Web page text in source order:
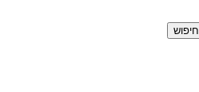
חיפוש